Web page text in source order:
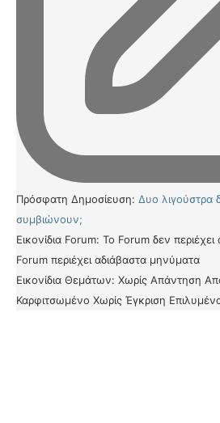
Πρόσφατη Δημοσίευση: Δυο λιγούστρα
συμβιώνουν;
Εικονίδια Forum: Το Forum δεν
Forum περιέχει αδιάβαστα μηνύματα
Εικονίδια Θεμάτων: Χωρίς Απάντηση
Καρφιτσωμένο Χωρίς Έγκριση